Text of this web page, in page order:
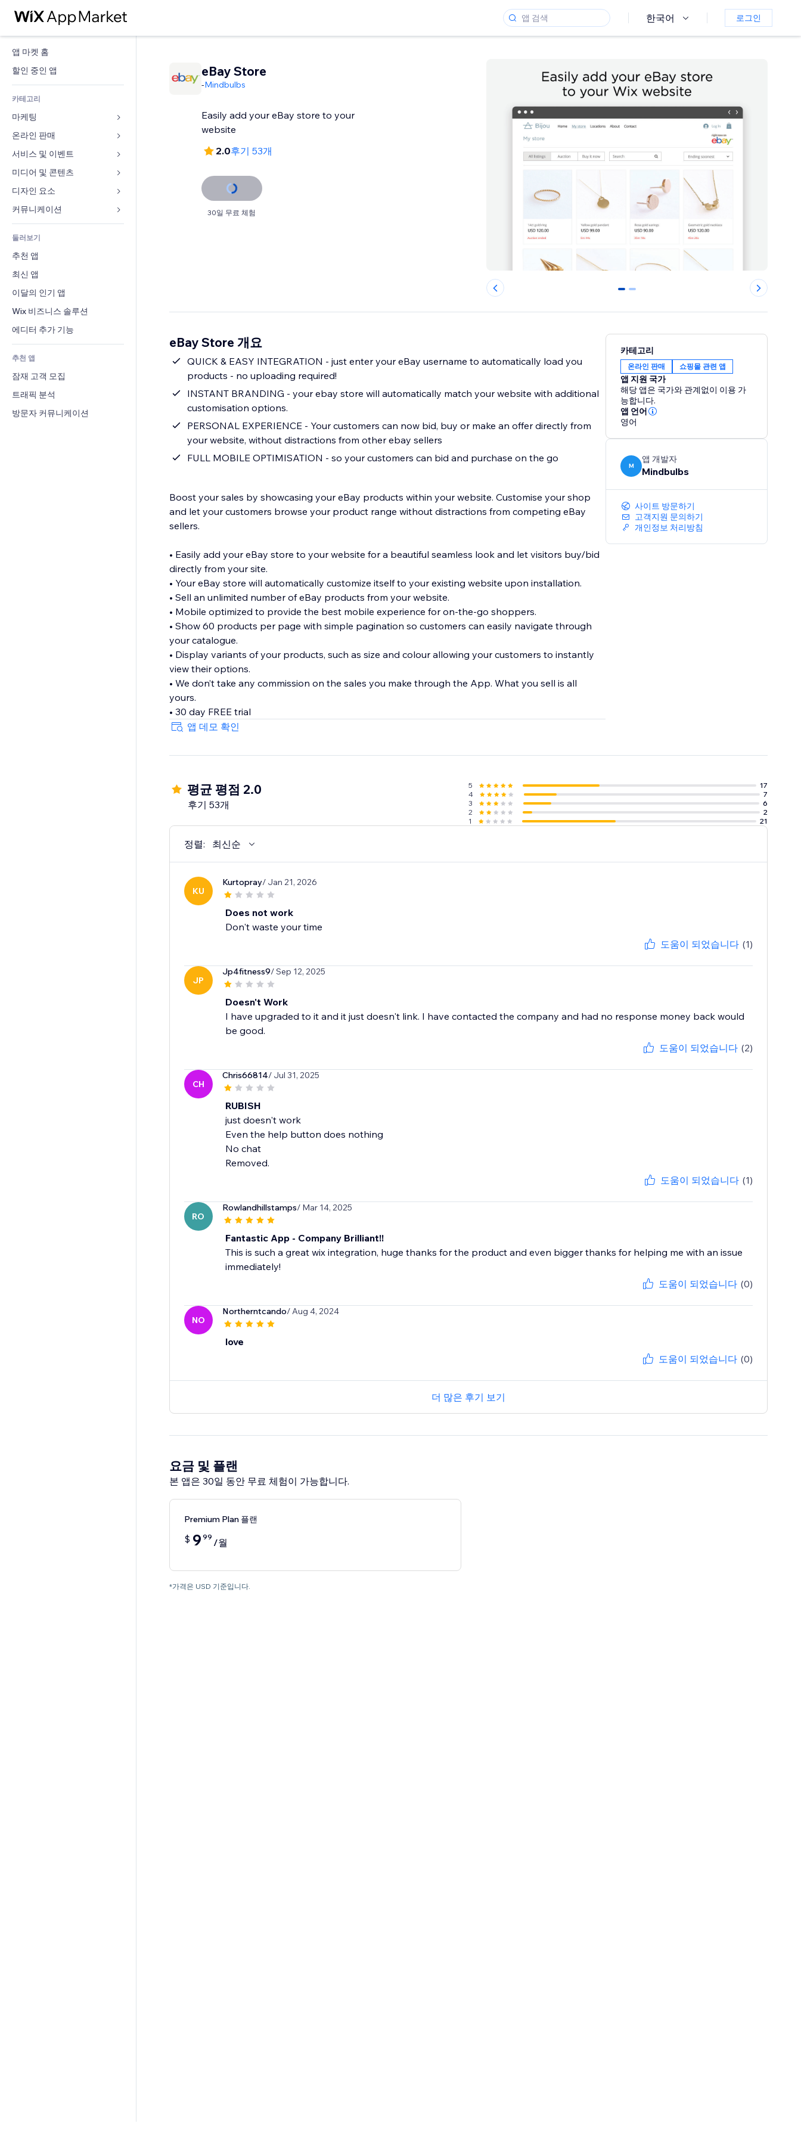
한국어 로그인
앱 마켓 홈
할인 중인 앱
카테고리
마케팅
광고
모바일
사이트 통계
사이트 목록
이메일
온라인 판매
쇼핑몰 관련 앱
배송
판매 버튼
회계
쿠폰 및 로열티
창고 서비스
식품 및 음료
서비스 및 이벤트
호텔
이벤트
음식점
부동산
예약
미디어 및 콘텐츠
갤러리
뮤직
팟캐스트
사진
동영상
PDF
파일 공유
소식
디자인 요소
지도 및 내비게이션
개인정보 및 보안
시계
페이지 템플릿
이미지 효과
버튼 & 메뉴
배너 및 배지
계산기
검색
일기예보
차트 및 표
양식
블로그
설문
채팅
메모
전화번호
커뮤니티
평가와 후기
CRM
둘러보기
추천 앱
최신 앱
이달의 인기 앱
Wix 비즈니스 솔루션
에디터 추가 기능
추천 앱
잠재 고객 모집
트래픽 분석
방문자 커뮤니케이션
eBay Store
-Mindbulbs
Easily add your eBay store to your
website
2.0후기 53개
30일 무료 체험
0 1
eBay Store 개요
QUICK & EASY INTEGRATION - just enter your eBay username to automatically load you
products - no uploading required!
INSTANT BRANDING - your ebay store will automatically match your website with additional
customisation options.
PERSONAL EXPERIENCE - Your customers can now bid, buy or make an offer directly from
your website, without distractions from other ebay sellers
FULL MOBILE OPTIMISATION - so your customers can bid and purchase on the go
Boost your sales by showcasing your eBay products within your website. Customise your shop
and let your customers browse your product range without distractions from competing eBay
sellers.
• Easily add your eBay store to your website for a beautiful seamless look and let visitors buy/bid
directly from your site.
• Your eBay store will automatically customize itself to your existing website upon installation.
• Sell an unlimited number of eBay products from your website.
• Mobile optimized to provide the best mobile experience for on-the-go shoppers.
• Show 60 products per page with simple pagination so customers can easily navigate through
your catalogue.
• Display variants of your products, such as size and colour allowing your customers to instantly
view their options.
• We don’t take any commission on the sales you make through the App. What you sell is all
yours.
• 30 day FREE trial
앱 데모 확인
카테고리
온라인 판매 쇼핑몰 관련 앱
앱 지원 국가
해당 앱은 국가와 관계없이 이용 가
능합니다.
앱 언어
영어
M
앱 개발자
Mindbulbs
사이트 방문하기
고객지원 문의하기
개인정보 처리방침
평균 평점 2.0
후기 53개
5
17
4
7
3
6
2
2
1
21
정렬: 최신순
KU
Kurtopray/ Jan 21, 2026
Does not work
Don't waste your time
도움이 되었습니다 (1)
JP
Jp4fitness9/ Sep 12, 2025
Doesn't Work
I have upgraded to it and it just doesn't link. I have contacted the company and had no response money back would
be good.
도움이 되었습니다 (2)
CH
Chris66814/ Jul 31, 2025
RUBISH
just doesn't work
Even the help button does nothing
No chat
Removed.
도움이 되었습니다 (1)
RO
Rowlandhillstamps/ Mar 14, 2025
Fantastic App - Company Brilliant!!
This is such a great wix integration, huge thanks for the product and even bigger thanks for helping me with an issue
immediately!
도움이 되었습니다 (0)
NO
Northerntcando/ Aug 4, 2024
love
도움이 되었습니다 (0)
더 많은 후기 보기
요금 및 플랜
본 앱은 30일 동안 무료 체험이 가능합니다.
Premium Plan 플랜
$ 9 99 /월
*가격은 USD 기준입니다.